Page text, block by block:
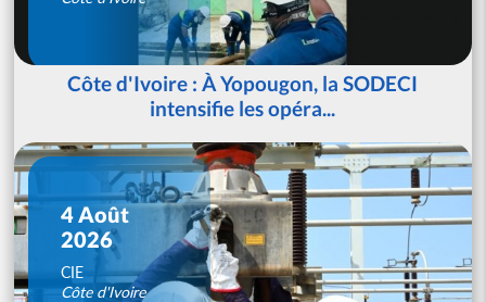
Côte d'Ivoire : À Yopougon, la SODECI
intensifie les opéra...
4 Août
2026
CIE
Côte d'Ivoire